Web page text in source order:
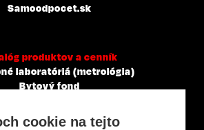
Samoodpocet.sk
produktov a cenník
laboratóriá (metrológia)
Bytový fond
Mestá a obce
cookie na tejto